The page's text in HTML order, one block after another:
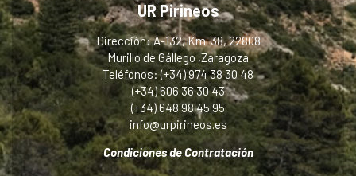
UR Pirineos
Dirección: A-132, Km. 38, 22808
Murillo de Gállego ,Zaragoza
Teléfonos: (+34) 974 38 30 48
(+34) 606 36 30 43
(+34) 648 98 45 95
info@urpirineos.es
Condiciones de Contratación